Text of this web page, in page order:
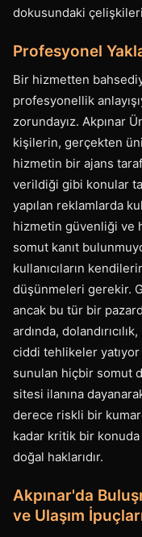
dokusundaki
Profesyonel
Bir hizmetten
profesyonellik
zorundayız. Akpınar
kişilerin, gerçekten
hizmetin bir ajans
verildiği gibi konular
yapılan reklamlarda
hizmetin güvenliği ve
somut kanıt
kullanıcıların
düşünmeleri gerekir.
ancak bu tür bir
ardında,
ciddi tehlikeler
sunulan hiçbir somut
sitesi ilanına
derece riskli bir
kadar kritik bir
doğal haklarıdır.
Akpınar'da
ve Ulaşım